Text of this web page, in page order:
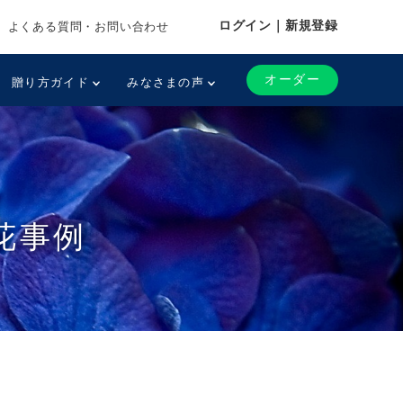
よくある質問・お問い合わせ ログイン｜新規登録
贈り方ガイド みなさまの声 オーダー
事例